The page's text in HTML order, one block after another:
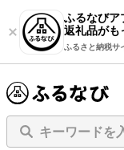
ふるなびア
返礼品がも
ふるさと納税サ
キーワードを